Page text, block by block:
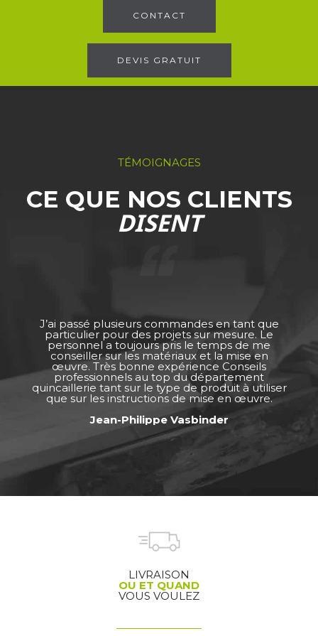
CONTACT
DEVIS GRATUIT
TÉMOIGNAGES
CE QUE NOS CLIENTS
DISENT
J’ai passé plusieurs commandes en tant que
particulier pour des projets sur mesure. Le
personnel a toujours pris le temps de me
conseiller sur les matériaux et la mise en
œuvre. Très bonne expérience Conseils
professionnels au top du département
quincaillerie tant sur le type de produit à utiliser
que sur les instructions de mise en œuvre.
Jean-Philippe Vasbinder
LIVRAISON
OU ET QUAND
VOUS VOULEZ